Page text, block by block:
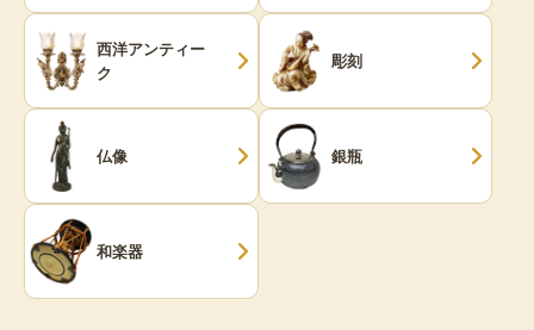
西洋アンティー
ク
彫刻
仏像 銀瓶
和楽器